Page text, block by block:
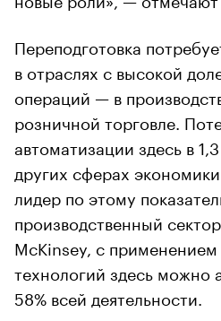
Переподготовка
в отраслях с высокой
операций — в
розничной торговле.
автоматизации здесь в
других сферах
лидер по этому
производственный
McKinsey, с
технологий здесь можно
58% всей деятельности.